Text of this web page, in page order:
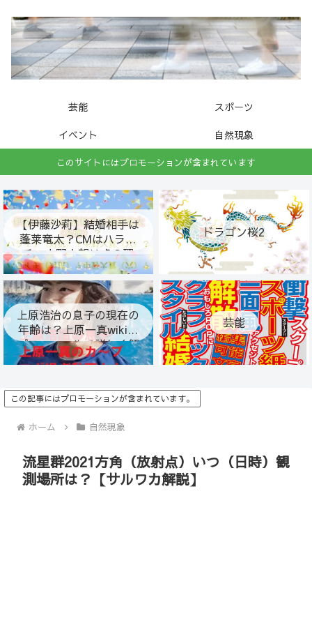
芸能
スポーツ
イベント
自然現象
このサイトにはプロモーションが含まれています
【伊藤沙莉】結婚相手は
蓬莱竜太？CMはハライ
チ・中野大賀は虎の翼
ドラゴン桜2
上原浩治の息子の現在の
年齢は？上原一真wiki風
プロフィールで詳しく紹
介！
芸能
この記事にはプロモーションが含まれています。
ホーム 自然現象
流星群2021方角（放射点）いつ（日時）観
測場所は？【サルワカ解説】